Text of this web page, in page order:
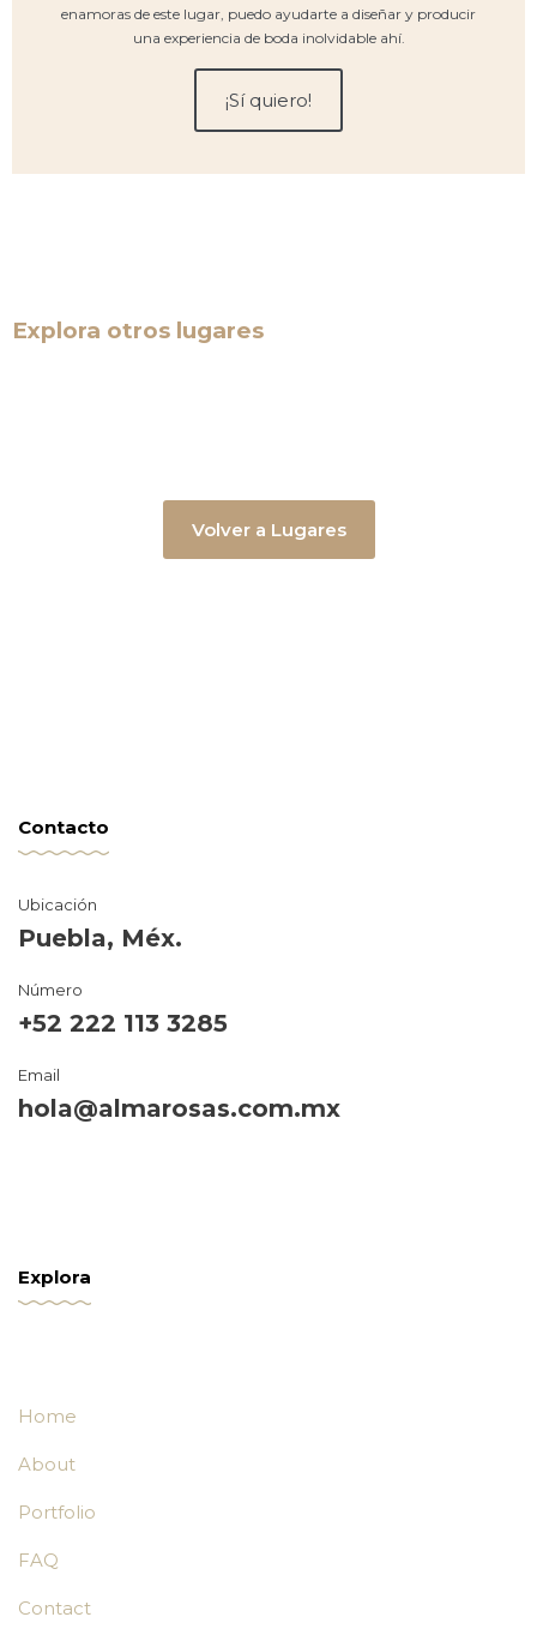
enamoras de este lugar, puedo ayudarte a diseñar y producir
una experiencia de boda inolvidable ahí.
¡Sí quiero!
Explora otros lugares
Volver a Lugares
Contacto
Ubicación
Puebla, Méx.
Número
+52 222 113 3285
Email
hola@almarosas.com.mx
Explora
Home
About
Portfolio
FAQ
Contact